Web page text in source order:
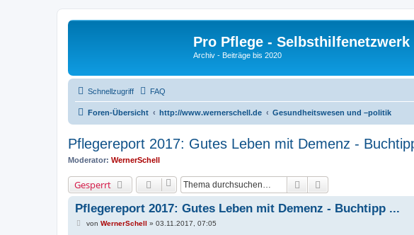
Pro Pflege - Selbsthilfenetzwerk
Archiv - Beiträge bis 2020
Schnellzugriff FAQ
Foren-Übersicht http://www.wernerschell.de Gesundheitswesen und –politik
Pflegereport 2017: Gutes Leben mit Demenz -
Moderator: WernerSchell
Gesperrt Suche
Pflegereport 2017: Gutes Leben mit Demenz - Buchtipp ...
Bvon WernerSchell » 03.11.2017, 07:05